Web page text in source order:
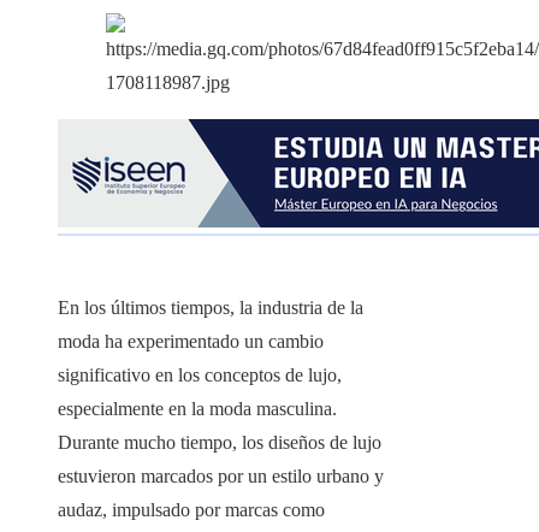
En los últimos tiempos, la industria de la
moda ha experimentado un cambio
significativo en los conceptos de lujo,
especialmente en la moda masculina.
Durante mucho tiempo, los diseños de lujo
estuvieron marcados por un estilo urbano y
audaz, impulsado por marcas como